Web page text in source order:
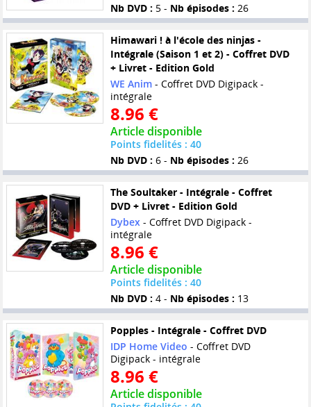
Nb DVD : 5 - Nb épisodes : 26
Himawari ! à l'école des ninjas -
Intégrale (Saison 1 et 2) - Coffret DVD
+ Livret - Edition Gold
WE Anim- Coffret DVD Digipack -
intégrale
8.96 €
Article disponible
Points fidelités : 40
Nb DVD : 6 - Nb épisodes : 26
The Soultaker - Intégrale - Coffret
DVD + Livret - Edition Gold
Dybex- Coffret DVD Digipack -
intégrale
8.96 €
Article disponible
Points fidelités : 40
Nb DVD : 4 - Nb épisodes : 13
Popples - Intégrale - Coffret DVD
IDP Home Video - Coffret DVD
Digipack - intégrale
8.96 €
Article disponible